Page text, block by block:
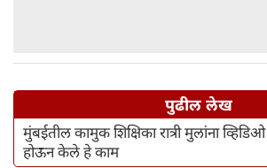
पुढील लेख
मुंबईतील कामुक शिक्षिका रात्री मुलांना
होऊन केले हे काम